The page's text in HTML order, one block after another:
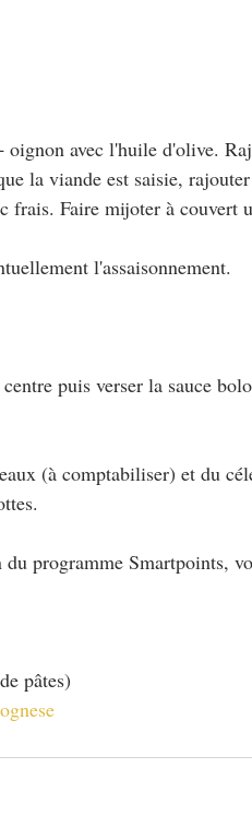
avec l'huile d'olive.
la viande est saisie,
frais. Faire mijoter à couvert
l'assaisonnement.
puis verser la sauce
(à comptabiliser) et du
programme Smartpoints,
pâtes)